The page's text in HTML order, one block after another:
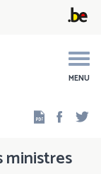
MENU
ministres